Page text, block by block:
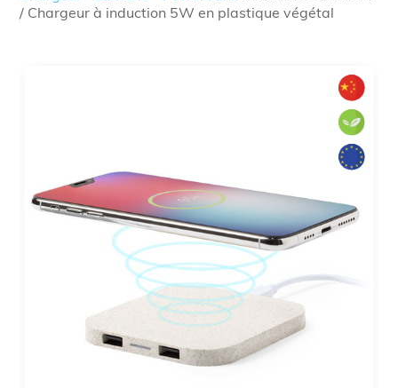
/ Chargeur à induction 5W en plastique végétal